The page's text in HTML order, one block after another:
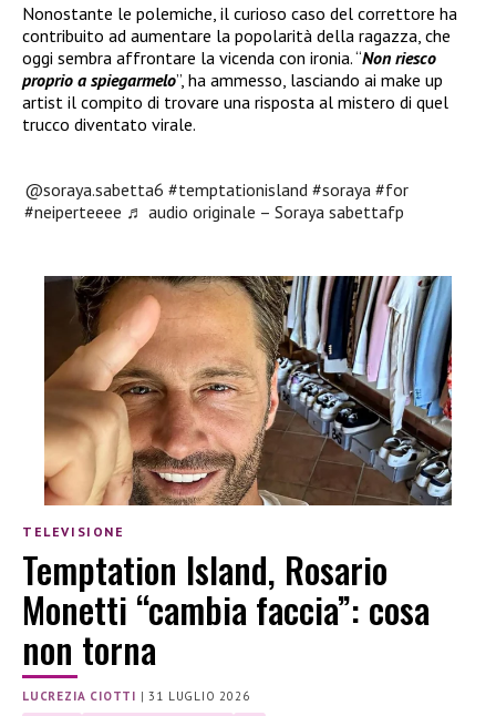
Nonostante le polemiche, il curioso caso del correttore ha
contribuito ad aumentare la popolarità della ragazza, che
oggi sembra affrontare la vicenda con ironia. “Non riesco
proprio a spiegarmelo”, ha ammesso, lasciando ai make up
artist il compito di trovare una risposta al mistero di quel
trucco diventato virale.
@soraya.sabetta6 #temptationisland #soraya #for
#neiperteeee ♬ audio originale – Soraya sabettafp
TELEVISIONE
Temptation Island, Rosario
Monetti “cambia faccia”: cosa
non torna
LUCREZIA CIOTTI |31 LUGLIO 2026